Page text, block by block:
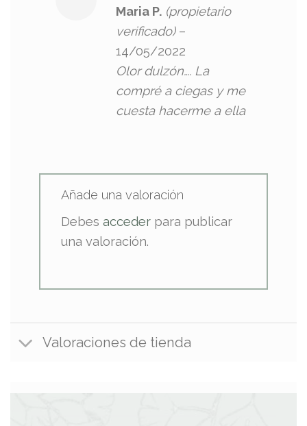
Valorado
con 3
de 5
Maria P. (propietario
verificado) –
14/05/2022
Olor dulzón…. La
compré a ciegas y me
cuesta hacerme a ella
Añade una valoración
Debesacceder para publicar
una valoración.
Valoraciones de tienda